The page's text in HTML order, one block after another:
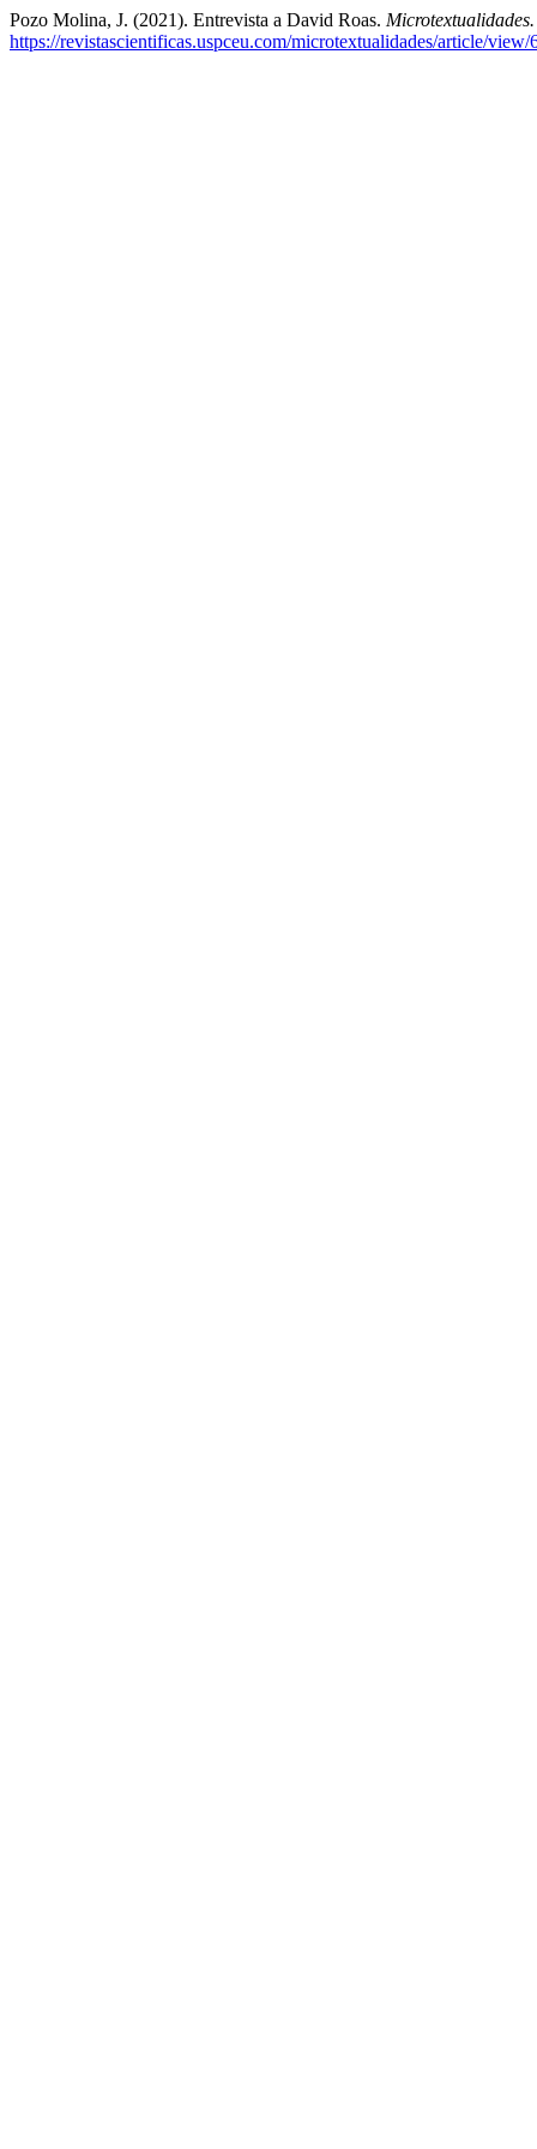
Pozo Molina, J. (2021). Entrevista a David Roas.
https://revistascientificas.uspceu.com/microtextualidades/article/view/